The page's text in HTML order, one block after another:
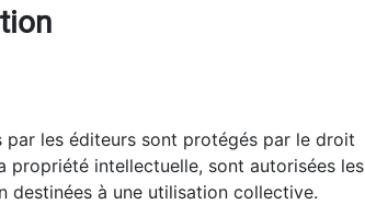
par les éditeurs sont protégés par le droit
intellectuelle, sont autorisées les
destinées à une utilisation collective.